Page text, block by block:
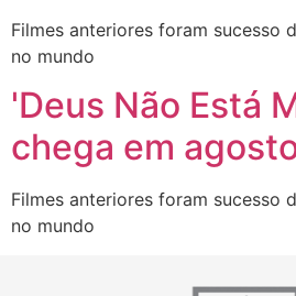
Filmes anteriores foram sucesso
no mundo
'Deus Não Está
chega em
Filmes anteriores foram sucesso
no mundo